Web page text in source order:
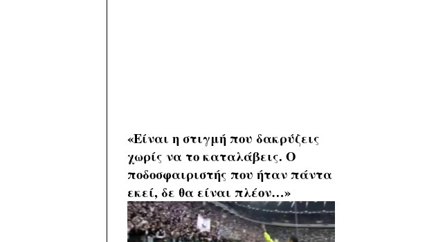
«Είναι η στιγμή που δακρύζεις
χωρίς να το καταλάβεις. Ο
ποδοσφαιριστής που ήταν πάντα
εκεί, δε θα είναι πλέον…»